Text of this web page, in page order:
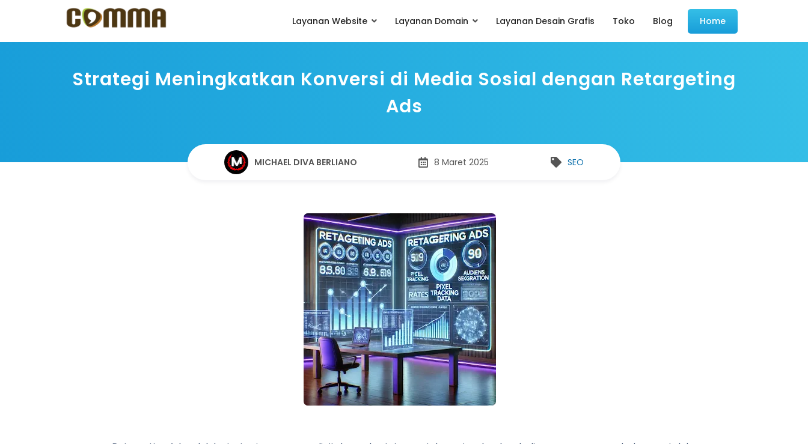
Layanan Website Layanan Domain Layanan Desain Grafis Toko Blog Home
Strategi Meningkatkan Konversi di Media Sosial dengan Retargeting
Ads
MICHAEL DIVA BERLIANO 8 Maret 2025 SEO